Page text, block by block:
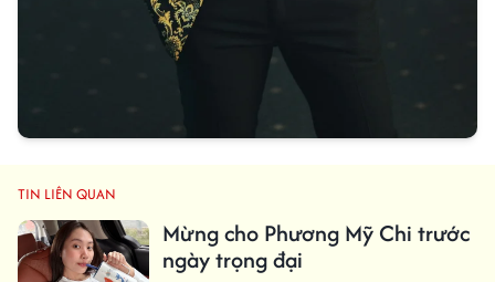
TIN LIÊN QUAN
Mừng cho Phương Mỹ Chi trước
ngày trọng đại